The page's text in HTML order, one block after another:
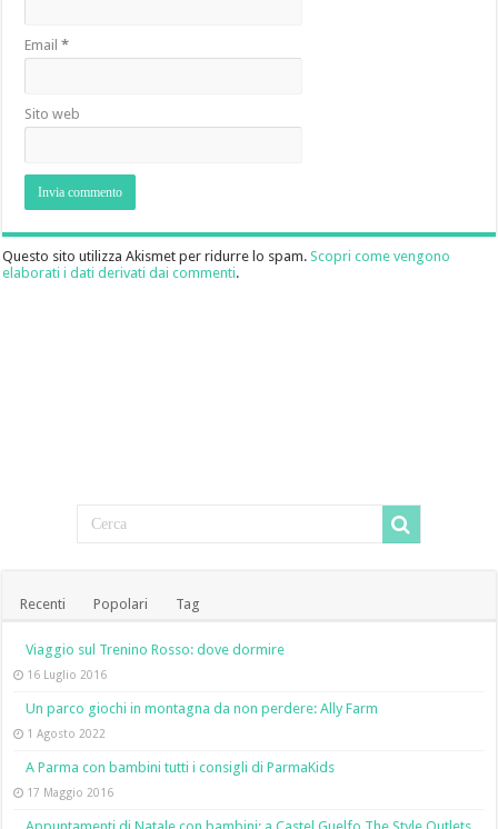
Email*
Sito web
Questo sito utilizza Akismet per ridurre lo spam.Scopri come vengono
elaborati i dati derivati dai commenti.
Recenti Popolari Tag
Viaggio sul Trenino Rosso: dove dormire
16 Luglio 2016
Un parco giochi in montagna da non perdere: Ally Farm
1 Agosto 2022
A Parma con bambini tutti i consigli di ParmaKids
17 Maggio 2016